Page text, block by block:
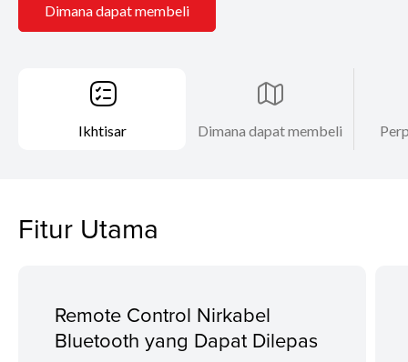
Dimana dapat membeli
Ikhtisar Dimana dapat membeli
Fitur Utama
Remote Control Nirkabel
Bluetooth yang Dapat Dilepas